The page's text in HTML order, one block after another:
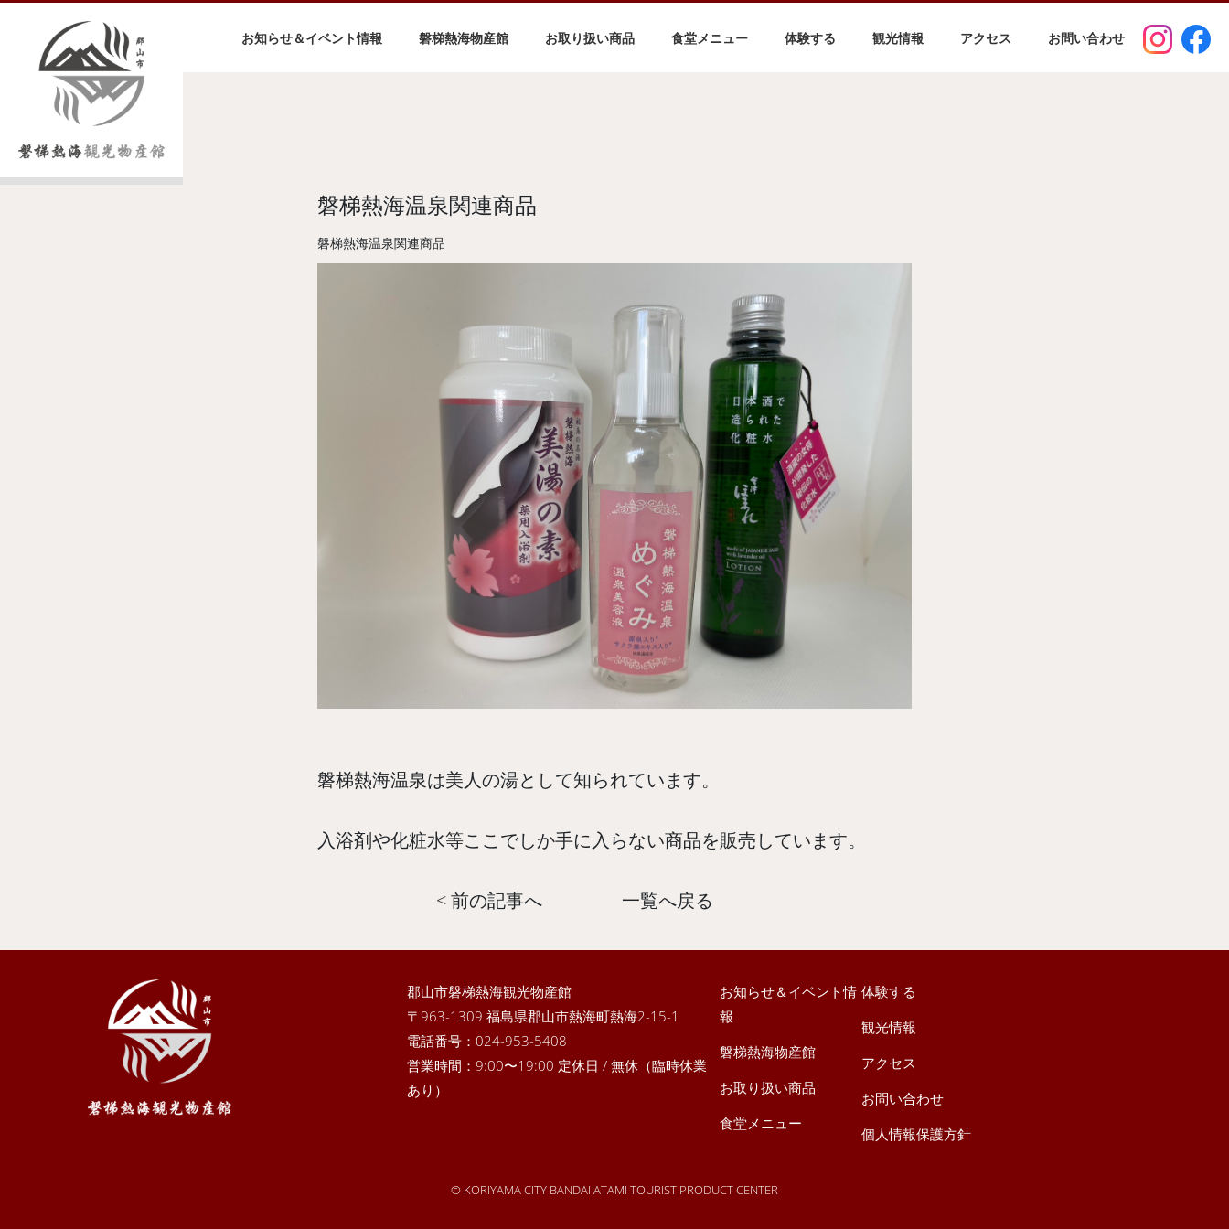
お知らせ＆イベント情報 磐梯熱海物産館 お取り扱い商品 食堂メニュー 体験する 観光情報 アクセス お問い合わせ
磐梯熱海温泉関連商品
磐梯熱海温泉関連商品
磐梯熱海温泉は美人の湯として知られています。
入浴剤や化粧水等ここでしか手に入らない商品を販売しています。
< 前の記事へ 一覧へ戻る
郡山市磐梯熱海観光物産館
〒963-1309 福島県郡山市熱海町熱海2-15-1
電話番号： 024-953-5408
営業時間：9:00〜19:00 定休日 / 無休（臨時休業
あり）
お知らせ＆イベント情
報
磐梯熱海物産館
お取り扱い商品
食堂メニュー
体験する
観光情報
アクセス
お問い合わせ
個人情報保護方針
© KORIYAMA CITY BANDAI ATAMI TOURIST PRODUCT CENTER